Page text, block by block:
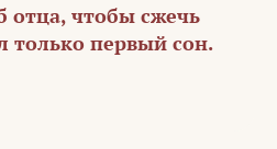
отца, чтобы сжечь
только первый сон.